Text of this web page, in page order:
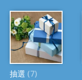
抽選 (7)